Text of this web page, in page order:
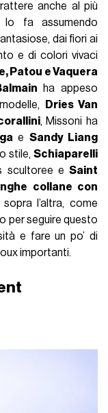
anche al più
fa assumendo
dai fiori ai
e di colori vivaci
Patou e Vaquera
ha appeso
Dries Van
, Missoni ha
e Sandy Liang
stile, Schiaparelli
scultoree e Saint
collane con
l’altra, come
per seguire questo
e fare un po’ di
importanti.